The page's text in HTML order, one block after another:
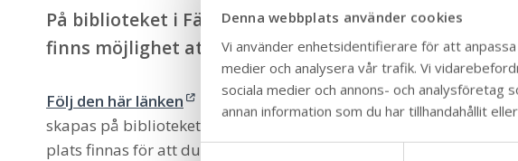
Denna webbplats använder cookies
Vi använder enhetsidentifierare för att
medier och analysera vår trafik. Vi
sociala medier och annons- och analysföretag
annan information som du har tillhandahållit
På biblioteket i Färjestaden håller en mötesplats för
finns möjlighet att tycka till om miljön och känslan
Följ den här länken
för att delta i omröstningen om miljön för
skapas på biblioteket i Färjestaden. I vilken sorts miljö vill du
plats finnas för att du ska vilja besöka den? Vilka